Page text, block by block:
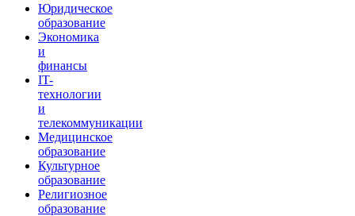
Юридическое
образование
Экономика
и
финансы
IT-
технологии
и
телекоммуникации
Медицинское
образование
Культурное
образование
Религиозное
образование